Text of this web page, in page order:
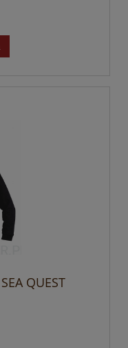
QUEST